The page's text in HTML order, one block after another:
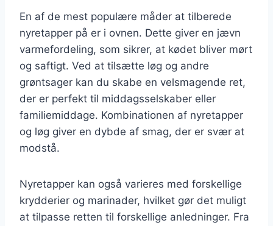
En af de mest populære måder at tilberede
nyretapper på er i ovnen. Dette giver en jævn
varmefordeling, som sikrer, at kødet bliver mørt
og saftigt. Ved at tilsætte løg og andre
grøntsager kan du skabe en velsmagende ret,
der er perfekt til middagsselskaber eller
familiemiddage. Kombinationen af nyretapper
og løg giver en dybde af smag, der er svær at
modstå.
Nyretapper kan også varieres med forskellige
krydderier og marinader, hvilket gør det muligt
at tilpasse retten til forskellige anledninger. Fra